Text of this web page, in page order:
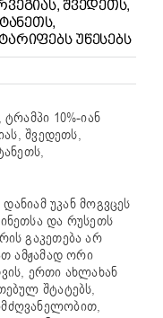
ᲨᲕᲔᲓᲔᲗᲡ,
ᲣᲬᲔᲡᲔᲑᲡ
10%-იან
შვედეთს,
უკან მოგვცეს
და რუსეთს
გაკეთება არ
ამჟამად ორი
ერთი ახლახან
შტატებს,